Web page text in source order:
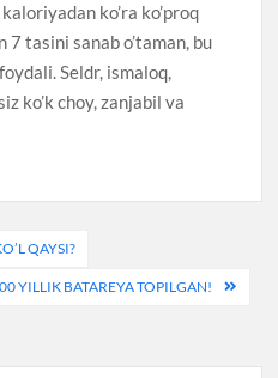
ko’ra ko’proq
tasini sanab o’taman, bu
Seldr, ismaloq,
ko’k choy, zanjabil va
QAYSI?
YILLIK BATAREYA TOPILGAN!